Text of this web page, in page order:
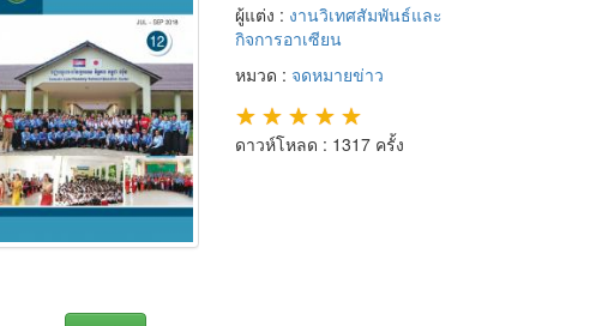
ผู้แต่ง : งานวิเทศสัมพันธ์และ
กิจการอาเซียน
หมวด : จดหมายข่าว
★ ★ ★ ★ ★
ดาวห์โหลด : 1317 ครั้ง